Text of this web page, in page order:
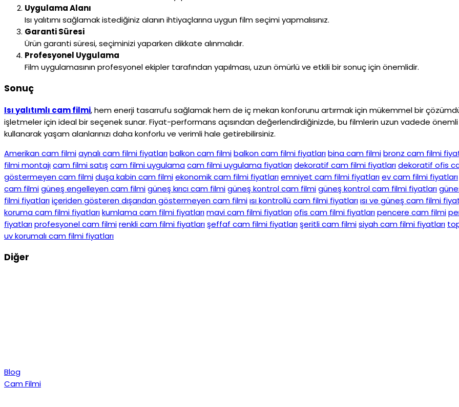
Uygulama Alanı
Isı yalıtımı sağlamak istediğiniz alanın ihtiyaçlarına uygun film seçimi yapmalısınız.
Garanti Süresi
Ürün garanti süresi, seçiminizi yaparken dikkate alınmalıdır.
Profesyonel Uygulama
Film uygulamasının profesyonel ekipler tarafından yapılması, uzun ömürlü ve etkili bir sonuç için önemlidir.
Sonuç
Isı yalıtımlı cam filmi, hem enerji tasarrufu sağlamak hem de iç mekan konforunu artırmak için mükemmel bir
işletmeler için ideal bir seçenek sunar. Fiyat-performans açısından değerlendirdiğinizde, bu filmlerin uzun vadede önemli bir
kullanarak yaşam alanlarınızı daha konforlu ve verimli hale getirebilirsiniz.
Amerikan cam filmiaynalı cam filmi fiyatlarıbalkon cam filmibalkon cam filmi fiyatlarıbina cam filmibronz cam filmi
filmi montajıcam filmi satış cam filmi uygulamacam filmi uygulama fiyatlarıdekoratif cam filmi fiyatlarıdekoratif ofis
göstermeyen cam filmiduşa kabin cam filmiekonomik cam filmi fiyatlarıemniyet cam filmi fiyatlarıev cam filmi fiyatları
cam filmigüneş engelleyen cam filmigüneş kırıcı cam filmigüneş kontrol cam filmigüneş kontrol cam filmi fiyatları
filmi fiyatlarıiçeriden gösteren dışarıdan göstermeyen cam filmiısı kontrollü cam filmi fiyatlarıısı ve güneş cam filmi
koruma cam filmi fiyatlarıkumlama cam filmi fiyatlarımavi cam filmi fiyatlarıofis cam filmi fiyatlarıpencere cam filmi
fiyatlarıprofesyonel cam filmirenkli cam filmi fiyatlarışeffaf cam filmi fiyatlarışeritli cam filmisiyah cam filmi fiyatları
uv korumalı cam filmi fiyatları
Diğer
Blog
Cam Filmi